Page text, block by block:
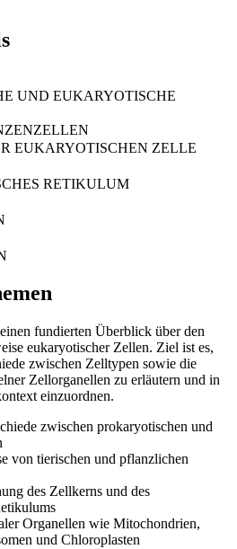
UND EUKARYOTISCHE
EUKARYOTISCHEN ZELLE
RETIKULUM
fundierten Überblick über den
eukaryotischer Zellen. Ziel ist es,
zwischen Zelltypen sowie die
Zellorganellen zu erläutern und in
einzuordnen.
zwischen prokaryotischen und
von tierischen und pflanzlichen
des Zellkerns und des
Organellen wie Mitochondrien,
und Chloroplasten